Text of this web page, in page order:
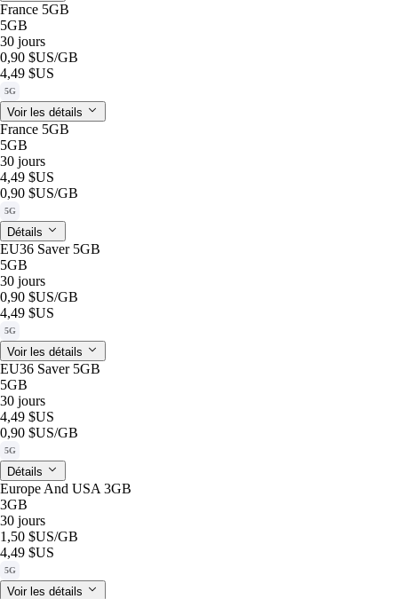
France 5GB
5GB
30 jours
0,90 $US/GB
4,49 $US
5G
Voir les détails
France 5GB
5GB
30 jours
4,49 $US
0,90 $US/GB
5G
Détails
EU36 Saver 5GB
5GB
30 jours
0,90 $US/GB
4,49 $US
5G
Voir les détails
EU36 Saver 5GB
5GB
30 jours
4,49 $US
0,90 $US/GB
5G
Détails
Europe And USA 3GB
3GB
30 jours
1,50 $US/GB
4,49 $US
5G
Voir les détails